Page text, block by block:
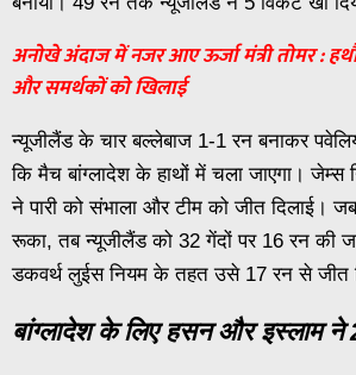
अनोखे अंदाज में नजर आए ऊर्जा मंत्री तोमर :
और समर्थकों को खिलाई
न्यूजीलैंड के चार बल्लेबाज 1-1 रन बनाकर
कि मैच बांग्लादेश के हाथों में चला जाएगा।
ने पारी को संभाला और टीम को जीत दिलाई।
रूका, तब न्यूजीलैंड को 32 गेंदों पर 16 रन की
डकवर्थ लुईस नियम के तहत उसे 17 रन से जीत
बांग्लादेश के लिए हसन और इस्लाम